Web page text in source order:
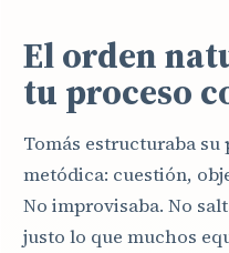
El orden
tu proceso
Tomás estructuraba
metódica: cuestión,
No improvisaba. No
justo lo que muchos